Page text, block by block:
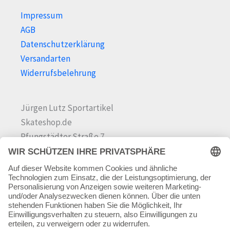
Impressum
AGB
Datenschutzerklärung
Versandarten
Widerrufsbelehrung
Jürgen Lutz Sportartikel
Skateshop.de
Pfungstädter Straße 7
64342 Seeheim-Jugenheim
Tel.06257 868181
Mail:info@skateshop.de
Warenkorb